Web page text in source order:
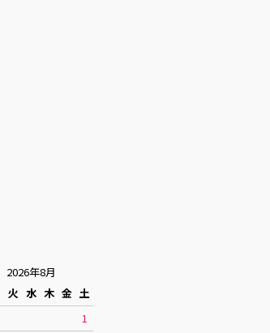
2026年8月
火 水 木 金 土
1